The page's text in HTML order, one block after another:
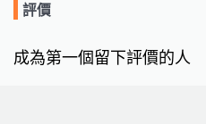
評價
成為第一個留下評價的人